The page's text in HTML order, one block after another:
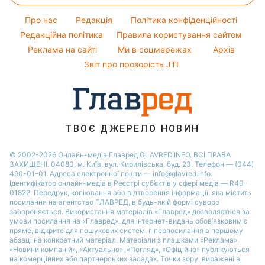
Потап
Поради від Андре Тана
Новини Сум
Новини Дніпра
Новини Черкаси
Новини Тернополя
Новини Житомира
Оптичні ілюзії
Народні прикмети
Усе про шоу-бізнес
Про нас Редакція
Політика конфіденційності
Редакційна політика
Правила користування сайтом
Реклама на сайті
Ми в соцмережах
Архів
Звіт про прозорість JTI
ТВОЄ ДЖЕРЕЛО НОВИН
© 2002-2026 Онлайн-медіа Главред GLAVRED.INFO. ВСІ ПРАВА
ЗАХИЩЕНІ. 04080, м. Київ, вул. Кирилівська, буд. 23. Телефон — (044)
490-01-01. Адреса електронної пошти — info@glavred.info.
Ідентифікатор онлайн-медіа в Реєстрі суб’єктів у сфері медіа — R40-
01822. Передрук, копіювання або відтворення інформації, яка містить
посилання на агентство ГЛАВРЕД, в будь-якій формi суворо
забороняється. Використання матеріалів «Главред» дозволяється за
умови посилання на «Главред». для інтернет-видань обов’язковим є
пряме, відкрите для пошукових систем, гіперпосилання в першому
абзаці на конкретний матеріал. Матеріали з плашками «Реклама»,
«Новини компаній», «Актуально», «Погляд», «Офіційно» публікуються
на комерційних або партнерських засадах. Точки зору, виражені в